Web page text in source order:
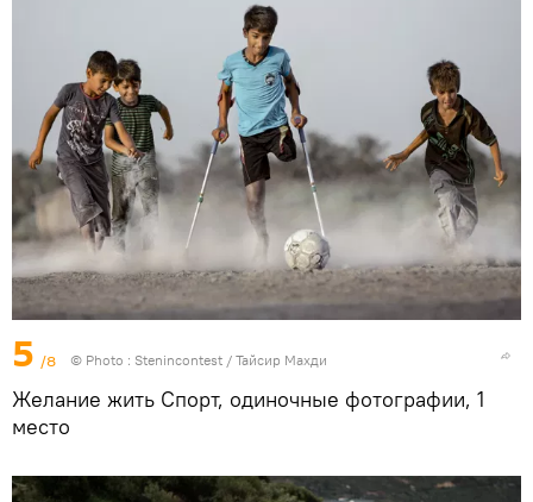
5 /8 © Photo : Stenincontest / Тайсир Махди
Желание жить Спорт, одиночные фотографии, 1
место